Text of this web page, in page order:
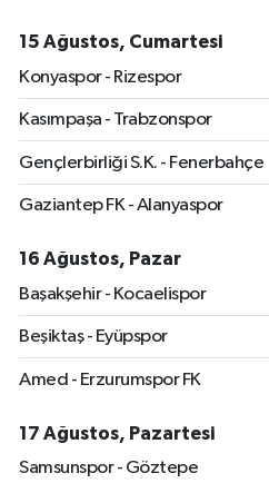
15 Ağustos, Cumartesi
Konyaspor - Rizespor
Kasımpaşa - Trabzonspor
Gençlerbirliği S.K. - Fenerbahçe
Gaziantep FK - Alanyaspor
16 Ağustos, Pazar
Başakşehir - Kocaelispor
Beşiktaş - Eyüpspor
Amed - Erzurumspor FK
17 Ağustos, Pazartesi
Samsunspor - Göztepe